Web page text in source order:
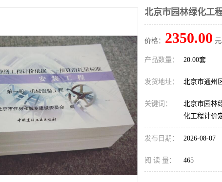
北京市园林绿化工
价格： 2350.00
产品数量： 20.00套
发货地址： 北京市通州
关键词：
北京市园林
化工程计价
发布日期： 2026-08-07
阅 读 量： 465